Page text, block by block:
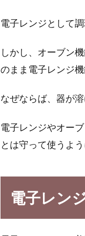
電子レンジとして
しかし、オーブン
のまま電子レンジ
なぜならば、器が
電子レンジやオー
とは守って使うよう
電子レン